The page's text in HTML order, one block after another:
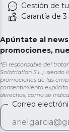
Gestión de
Garantía de
Apúntate al
promociones,
*El responsable del
Solotriatlon S.L.),
promociones de las
consentimiento explícito
derechos, como se
Correo